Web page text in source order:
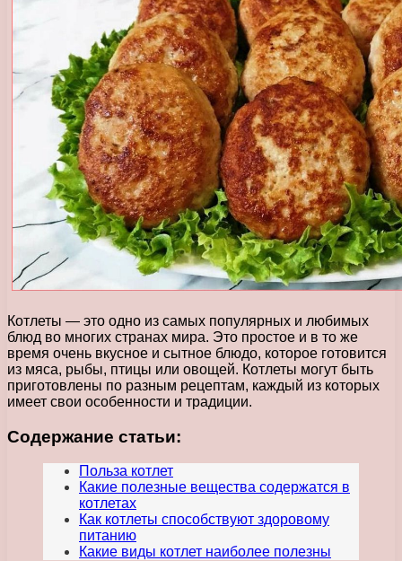
Котлеты — это одно из самых популярных и любимых
блюд во многих странах мира. Это простое и в то же
время очень вкусное и сытное блюдо, которое готовится
из мяса, рыбы, птицы или овощей. Котлеты могут быть
приготовлены по разным рецептам, каждый из которых
имеет свои особенности и традиции.
Содержание статьи:
Польза котлет
Какие полезные вещества содержатся в
котлетах
Как котлеты способствуют здоровому
питанию
Какие виды котлет наиболее полезны